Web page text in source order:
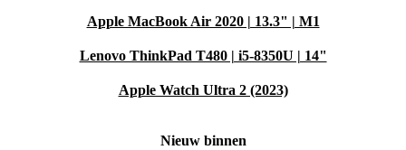
Apple MacBook Air 2020 | 13.3" | M1
Lenovo ThinkPad T480 | i5-8350U | 14"
Apple Watch Ultra 2 (2023)
Nieuw binnen